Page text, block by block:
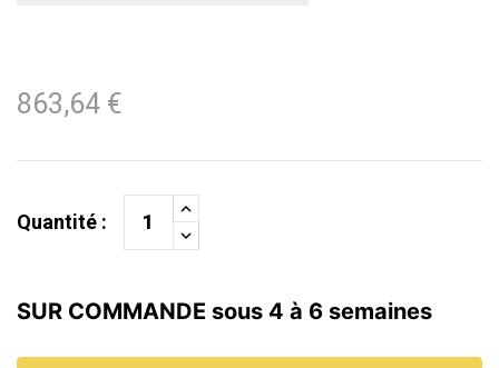
863,64 €
Quantité :
SUR COMMANDE sous 4 à 6 semaines